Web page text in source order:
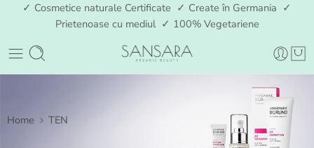
✓ Cosmetice naturale Certificate ✓ Create în Germania ✓
Prietenoase cu mediul ✓ 100% Vegetariene
Home TEN